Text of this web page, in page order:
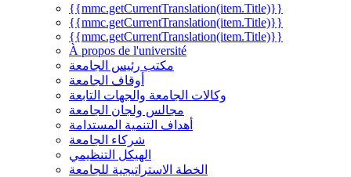
{{mmc.getCurrentTranslation(item.Title)}}
{{mmc.getCurrentTranslation(item.Title)}}
{{mmc.getCurrentTranslation(item.Title)}}
À propos de l'université
مكتب رئيس الجامعة
أوقاف الجامعة
وكالات الجامعة والجهات التابعة
مجالس ولجان الجامعة
أهداف التنمية المستدامة
شركاء الجامعة
الهيكل التنظيمي
الخطة الاستراتيجية للجامعة